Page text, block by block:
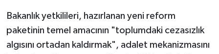
Bakanlık yetkilileri, hazırlanan yeni reform
paketinin temel amacının "toplumdaki cezasızlık
algısını ortadan kaldırmak", adalet mekanizmasını
SEYAHAT
SİYASET